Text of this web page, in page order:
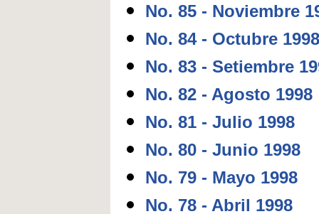
No. 85 - Noviembre
No. 84 - Octubre 1998
No. 83 - Setiembre
No. 82 - Agosto 1998
No. 81 - Julio 1998
No. 80 - Junio 1998
No. 79 - Mayo 1998
No. 78 - Abril 1998